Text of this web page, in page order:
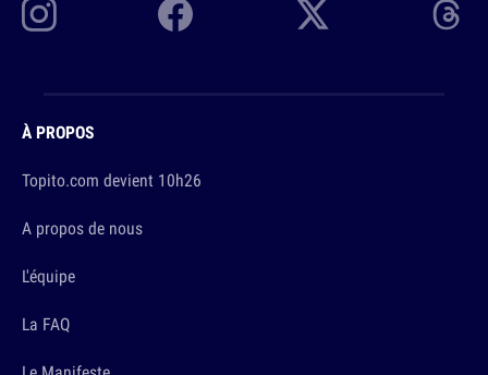
À PROPOS
Topito.com devient 10h26
A propos de nous
L'équipe
La FAQ